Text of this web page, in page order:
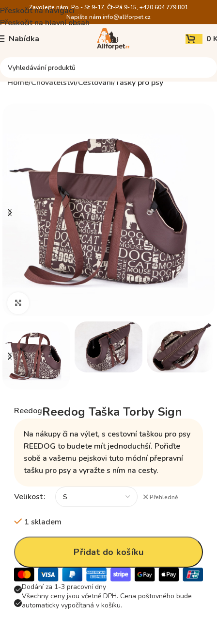
Přeskočit na navigaci
Přeskočit na hlavní obsah
Zavolejte nám: Po - St 9-17, Čt-Pá 9-15, +420 604 779 801
Napište nám info@allforpet.cz
Nabídka 0
Home Chovatelství Cestování Tašky pro psy
ReedogReedog Taška Torby Sign
Na nákupy či na výlet, s cestovní taškou pro psy
REEDOG to budete mít jednoduchší. Pořiďte
sobě a vašemu pejskovi tuto módní přepravní
tašku pro psy a vyražte s ním na cesty.
Velikost Přehledně
1 skladem
Přidat do košíku
Dodání za 1-3 pracovní dny
Všechny ceny jsou včetně DPH. Cena poštovného bude
automaticky vypočítaná v košíku.